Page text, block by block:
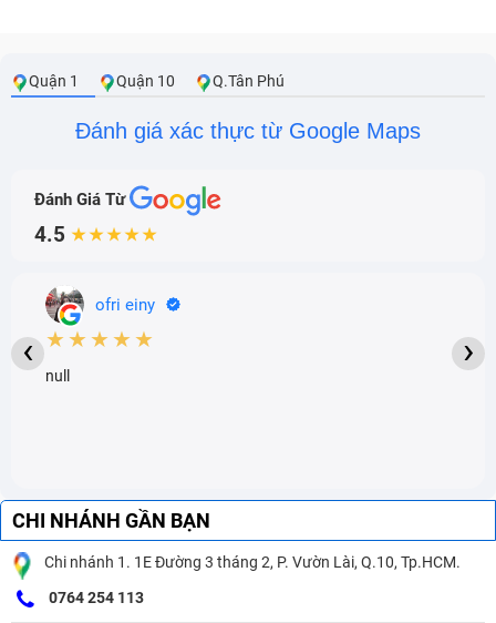
Quận 1 Quận 10 Q.Tân Phú
Đánh giá xác thực từ Google Maps
Đánh Giá Từ
4.5 ★★★★★
ofri einy
★★★★★
null
‹ ›
CHI NHÁNH GẦN BẠN
Chi nhánh 1. 1E Đường 3 tháng 2, P. Vườn Lài, Q.10, Tp.HCM.
0764 254 113